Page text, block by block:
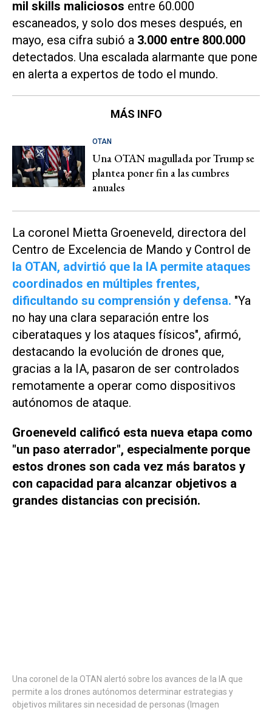
mil skills maliciosos entre 60.000
escaneados, y solo dos meses después, en
mayo, esa cifra subió a 3.000 entre 800.000
detectados. Una escalada alarmante que pone
en alerta a expertos de todo el mundo.
MÁS INFO
OTAN
Una OTAN magullada por Trump se
plantea poner fin a las cumbres
anuales
La coronel Mietta Groeneveld, directora del
Centro de Excelencia de Mando y Control de
la OTAN, advirtió que la IA permite ataques
coordinados en múltiples frentes,
dificultando su comprensión y defensa. "Ya
no hay una clara separación entre los
ciberataques y los ataques físicos", afirmó,
destacando la evolución de drones que,
gracias a la IA, pasaron de ser controlados
remotamente a operar como dispositivos
autónomos de ataque.
Groeneveld calificó esta nueva etapa como
"un paso aterrador", especialmente porque
estos drones son cada vez más baratos y
con capacidad para alcanzar objetivos a
grandes distancias con precisión.
Una coronel de la OTAN alertó sobre los avances de la IA que
permite a los drones autónomos determinar estrategias y
objetivos militares sin necesidad de personas (Imagen